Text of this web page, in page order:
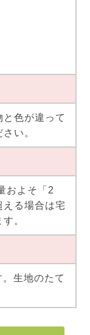
色が違って
い。
およそ「2
る場合は宅
。
生地のたて